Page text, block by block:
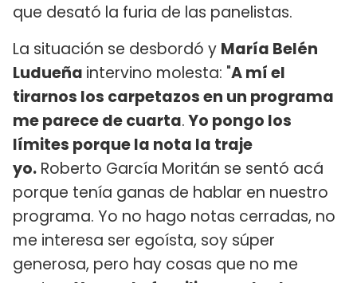
que desató la furia de las panelistas.
La situación se desbordó y María Belén
Ludueña intervino molesta: "A mí el
tirarnos los carpetazos en un programa
me parece de cuarta.Yo pongo los
límites porque la nota la traje
yo. Roberto García Moritán se sentó acá
porque tenía ganas de hablar en nuestro
programa. Yo no hago notas cerradas, no
me interesa ser egoísta, soy súper
generosa, pero hay cosas que no me